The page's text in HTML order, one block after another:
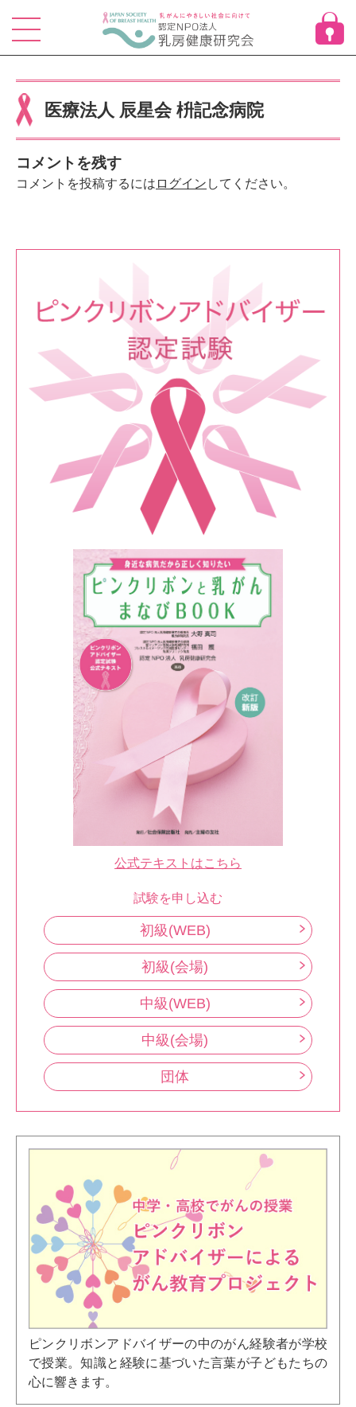
医療法人 辰星会 枡記念病院
コメントを残す
コメントを投稿するには ログイン してください。
公式テキストはこちら
試験を申し込む
初級(WEB)
初級(会場)
中級(WEB)
中級(会場)
団体
ピンクリボンアドバイザーの中のがん経験者が学校
で授業。知識と経験に基づいた言葉が子どもたちの
心に響きます。